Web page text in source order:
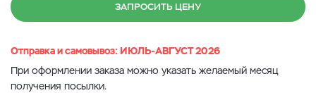
ЗАПРОСИТЬ ЦЕНУ
Отправка и самовывоз: ИЮЛЬ-АВГУСТ 2026
При оформлении заказа можно указать желаемый месяц
получения посылки.